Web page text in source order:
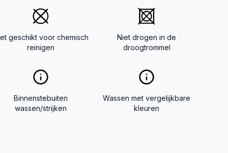
geschikt voor chemisch
reinigen
Niet drogen in de
droogtrommel
Binnenstebuiten
wassen/strijken
Wassen met vergelijkbare
kleuren